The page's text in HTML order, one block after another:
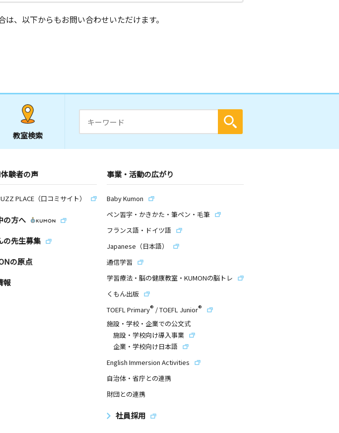
、以下からもお問い合わせいただけます。
教室検索
験者の声
PLACE（口コミサイト）
の方へ
の先生募集
の原点
報
事業・活動の広がり
Baby Kumon
ペン習字・かきかた・筆ペン・毛筆
フランス語・ドイツ語
Japanese（日本語）
通信学習
学習療法・脳の健康教室・KUMONの脳トレ
くもん出版
TOEFL Primary® /TOEFL Junior®
施設・学校・企業での公文式
施設・学校向け導入事業
企業・学校向け日本語
English Immersion Activities
自治体・省庁との連携
財団との連携
社員採用